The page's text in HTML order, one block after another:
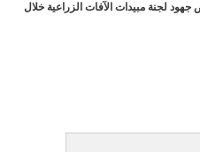
لجنة مبيدات الآفات الزراعية خلال